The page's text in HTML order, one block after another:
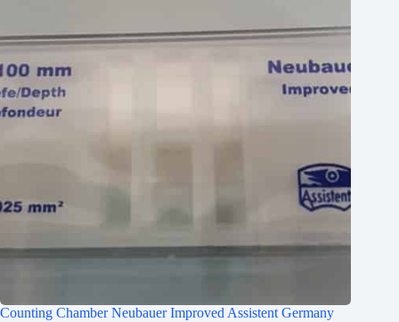
Counting Chamber Neubauer Improved Assistent Germany